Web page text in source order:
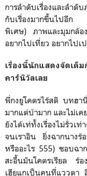
การลำดับเรื่องและลำดั
กับเรื่องมากขึ้นไปอีก
พิเศษ) ภาพและมุมกล้
อยากไปเที่ยว อยากไป
เรื่องนี้นักแสดงจัดเต็
คาร์นิวัลเลย
พี่กงยูโคตรไร้สติ บทฮา
มากแต่บ้ามาก และไม่เ
ยังได้เท่ทั้งเรื่องไม่รั่วเ
จนเราอิน ยิ่งฉากนางร้
หรืออะไร 555) ชอบฉ
สะอื้นมันโคตรเรียล ร้อ
เฮียแกเป็นคนที่แววตา